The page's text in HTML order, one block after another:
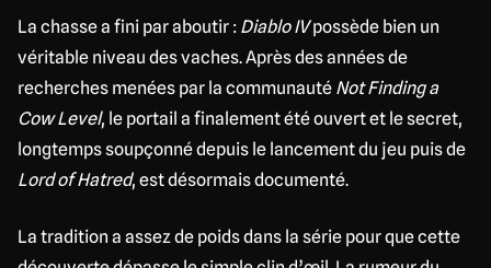
La chasse a fini par aboutir : Diablo IVpossède bien un
véritable niveau des vaches. Après des années de
recherches menées par la communauté Not Finding a
Cow Level, le portail a finalement été ouvert et le secret,
longtemps soupçonné depuis le lancement du jeu puis de
Lord of Hatred, est désormais documenté.
La tradition a assez de poids dans la série pour que cette